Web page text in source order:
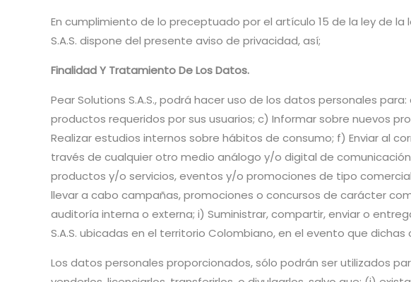
En cumplimiento de lo preceptuado por el artículo 15 de la ley de la
S.A.S. dispone del presente aviso de privacidad, así;
Finalidad Y Tratamiento De Los Datos.
Pear Solutions S.A.S., podrá hacer uso de los datos personales
productos requeridos por sus usuarios; c) Informar sobre nuevos
Realizar estudios internos sobre hábitos de consumo; f) Enviar al
través de cualquier otro medio análogo y/o digital de
productos y/o servicios, eventos y/o promociones de tipo
llevar a cabo campañas, promociones o concursos de carácter
auditoría interna o externa; i) Suministrar, compartir, enviar o
S.A.S. ubicadas en el territorio Colombiano, en el evento que
Los datos personales proporcionados, sólo podrán ser utilizados